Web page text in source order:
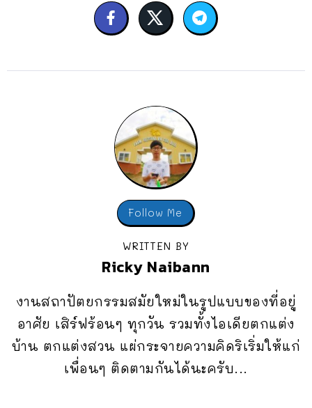
Follow Me
WRITTEN BY
Ricky Naibann
งานสถาปัตยกรรมสมัยใหม่ในรูปแบบของที่อยู่
อาศัย เสิร์ฟร้อนๆ ทุกวัน รวมทั้งไอเดียตกแต่ง
บ้าน ตกแต่งสวน แผ่กระจายความคิดริเริ่มให้แก่
เพื่อนๆ ติดตามกันได้นะครับ...